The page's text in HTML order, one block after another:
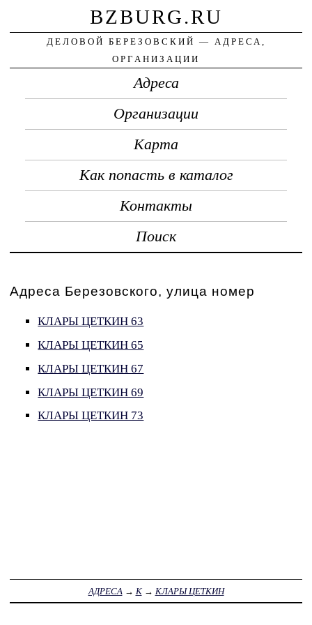
BZBURG.RU
ДЕЛОВОЙ БЕРЕЗОВСКИЙ — АДРЕСА,
ОРГАНИЗАЦИИ
Адреса
Организации
Карта
Как попасть в каталог
Контакты
Поиск
Адреса Березовского, улица номер
КЛАРЫ ЦЕТКИН 63
КЛАРЫ ЦЕТКИН 65
КЛАРЫ ЦЕТКИН 67
КЛАРЫ ЦЕТКИН 69
КЛАРЫ ЦЕТКИН 73
АДРЕСА → К→ КЛАРЫ ЦЕТКИН